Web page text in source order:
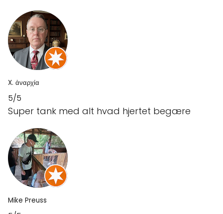
X. ἀναρχία
5/5
Super tank med alt hvad hjertet begære
Mike Preuss